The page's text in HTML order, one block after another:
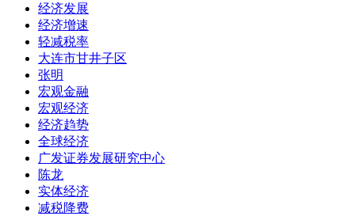
经济发展
经济增速
轻减税率
大连市甘井子区
张明
宏观金融
宏观经济
经济趋势
全球经济
广发证券发展研究中心
陈龙
实体经济
减税降费